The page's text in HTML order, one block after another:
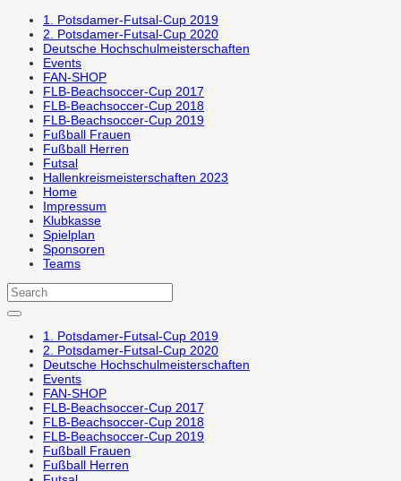
1. Potsdamer-Futsal-Cup 2019
2. Potsdamer-Futsal-Cup 2020
Deutsche Hochschulmeisterschaften
Events
FAN-SHOP
FLB-Beachsoccer-Cup 2017
FLB-Beachsoccer-Cup 2018
FLB-Beachsoccer-Cup 2019
Fußball Frauen
Fußball Herren
Futsal
Hallenkreismeisterschaften 2023
Home
Impressum
Klubkasse
Spielplan
Sponsoren
Teams
1. Potsdamer-Futsal-Cup 2019
2. Potsdamer-Futsal-Cup 2020
Deutsche Hochschulmeisterschaften
Events
FAN-SHOP
FLB-Beachsoccer-Cup 2017
FLB-Beachsoccer-Cup 2018
FLB-Beachsoccer-Cup 2019
Fußball Frauen
Fußball Herren